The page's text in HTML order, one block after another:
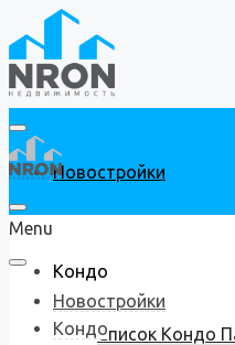
Новостройки
Кондо
Список Кондо
Menu
Новостройки
Кондо